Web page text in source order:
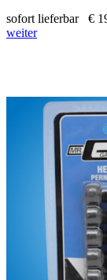
sofort lieferbar
€
weiter